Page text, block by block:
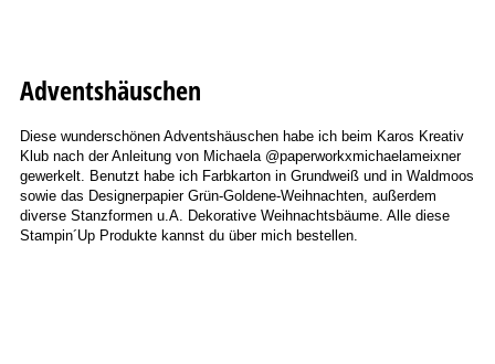
Adventshäuschen
Diese wunderschönen Adventshäuschen habe ich beim Karos Kreativ
Klub nach der Anleitung von Michaela @paperworkxmichaelameixner
gewerkelt. Benutzt habe ich Farbkarton in Grundweiß und in Waldmoos
sowie das Designerpapier Grün-Goldene-Weihnachten, außerdem
diverse Stanzformen u.A. Dekorative Weihnachtsbäume. Alle diese
Stampin´Up Produkte kannst du über mich bestellen.